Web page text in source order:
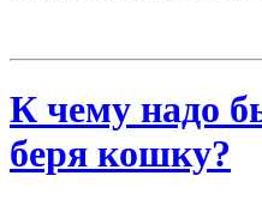
К чему надо
беря кошку?